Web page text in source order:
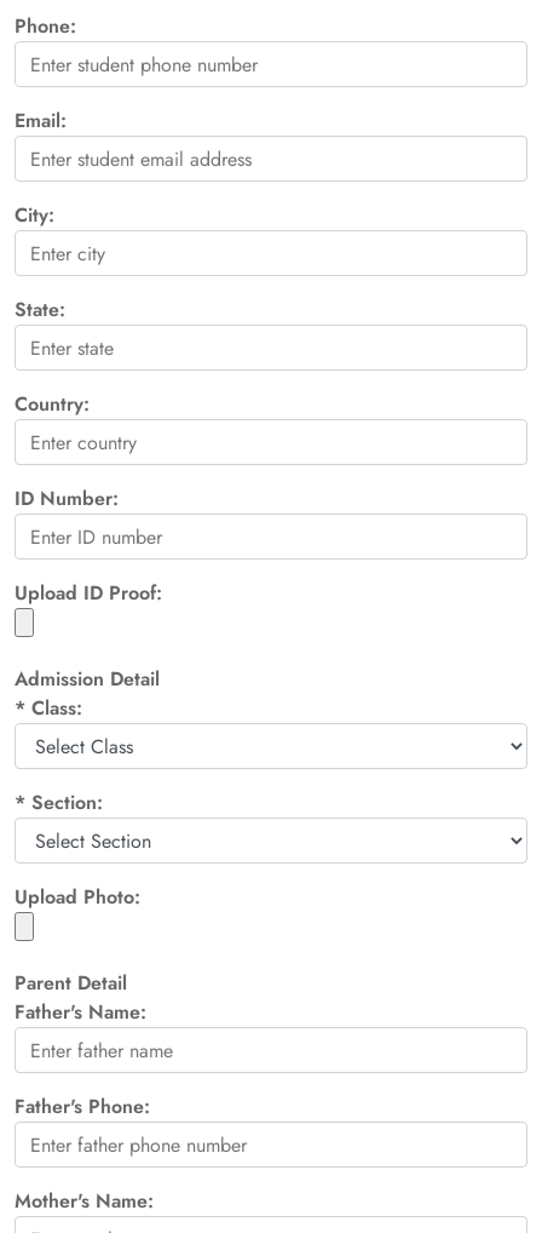
Phone:
Email:
City:
State:
Country:
ID Number:
Upload ID Proof:
Admission Detail
* Class:
* Section:
Upload Photo:
Parent Detail
Father's Name:
Father's Phone:
Mother's Name: